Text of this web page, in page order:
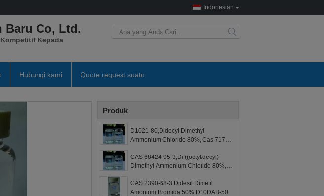
Indonesian
Baru Co, Ltd.
Kepada
Hubungi kami Quote request suatu
Produk
D1021-80,Didecyl Dimethyl
Ammonium Chloride 80%, Cas 7173-
CAS 68424-95-3,Di ((octyl/decyl)
Dimethyl Ammonium Chloride 80%,
CAS 2390-68-3 Didesil Dimetil
Amonium Bromida 50% D10DAB-50